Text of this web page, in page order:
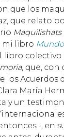
que los
que relato
Maquilishats
mi libro
libro colectivo
, que, con
los Acuerdos
María
y un
-, en